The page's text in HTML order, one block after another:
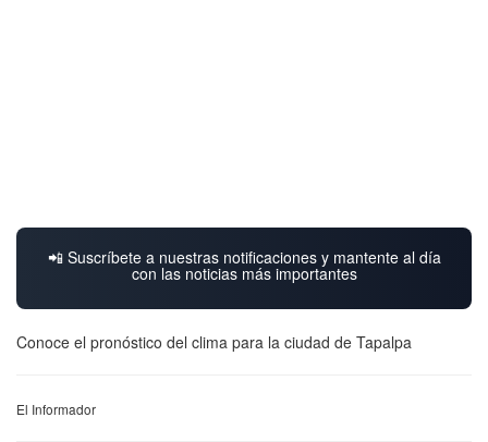
📲 Suscríbete a nuestras notificaciones y mantente al día
con las noticias más importantes
Conoce el pronóstico del clima para la ciudad de Tapalpa
El Informador